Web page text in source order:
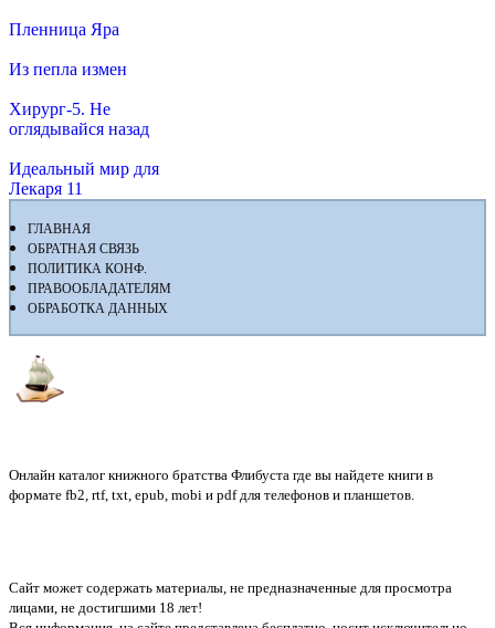
Пленница Яра
Из пепла измен
Хирург-5. Не
оглядывайся назад
Идеальный мир для
Лекаря 11
ГЛАВНАЯ
ОБРАТНАЯ СВЯЗЬ
ПОЛИТИКА КОНФ.
ПРАВООБЛАДАТЕЛЯМ
ОБРАБОТКА ДАННЫХ
Онлайн каталог книжного братства Флибуста где вы найдете книги в
формате fb2, rtf, txt, epub, mobi и pdf для телефонов и планшетов.
Сайт может содержать материалы, не предназначенные для просмотра
лицами, не достигшими 18 лет!